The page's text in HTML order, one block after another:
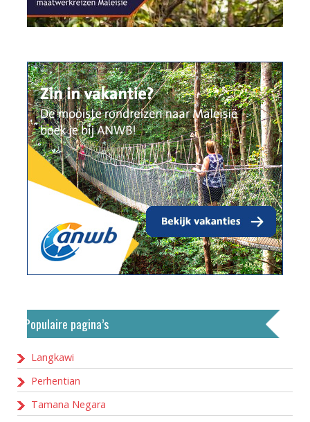
Populaire pagina’s
Langkawi
Perhentian
Tamana Negara